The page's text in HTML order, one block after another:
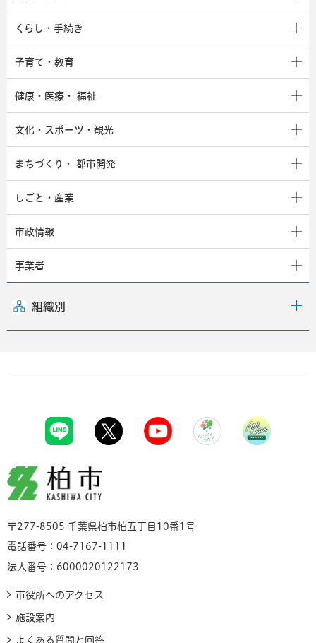
くらし・手続き
子育て・教育
健康・医療・ 福祉
文化・スポーツ・観光
まちづくり・ 都市開発
しごと・産業
市政情報
事業者
組織別
柏市
〒277-8505 千葉県柏市柏五丁目10番1号
電話番号：04-7167-1111
法人番号：6000020122173
市役所へのアクセス
施設案内
よくある質問と回答